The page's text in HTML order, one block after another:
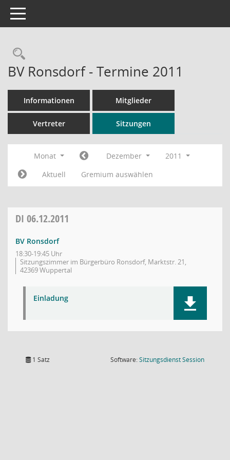
Toggle navigation
Rechercheauswahl
BV Ronsdorf - Termine 2011
Informationen Mitglieder
Vertreter Sitzungen
Monat Dezember
2011
Aktuell
Gremium auswählen
DI 06.12.2011
BV Ronsdorf
18:30-19:45 Uhr
Sitzungszimmer im Bürgerbüro Ronsdorf, Marktstr. 21,
42369 Wuppertal
Einladung
1 Satz Software:SitzungsdienstSession(Wird in